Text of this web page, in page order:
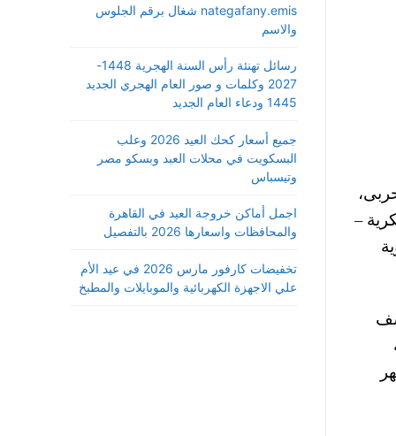
–
nategafany.emis شغال برقم الجلوس
والاسم
رسائل تهنئة رأس السنة الهجرية 1448-
2027 وكلمات و صور العام الهجري الجديد
1445 ودعاء العام الجديد
جميع أسعار كحك العيد 2026 وعلب
البسكويت في محلات العبد وبسكو مصر
وتيسباس
اجمل أماكن خروجة العيد في القاهرة
والمحافظات واسعارها 2026 بالتفصيل
تخفيضات كارفور مارس 2026 في عيد الأم
علي الاجهزة الكهربائية والموبايلات والمطبخ